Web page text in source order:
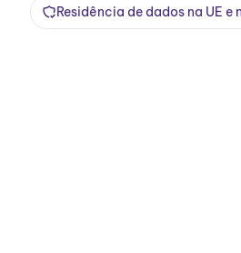
Residência de dados na UE e